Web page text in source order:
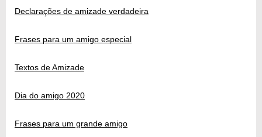
Declarações de amizade verdadeira
Frases para um amigo especial
Textos de Amizade
Dia do amigo 2020
Frases para um grande amigo